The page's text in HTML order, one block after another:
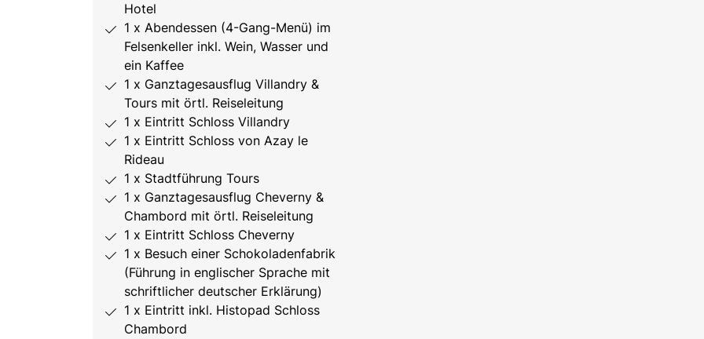
Hotel
1 x Abendessen (4-Gang-Menü) im
Felsenkeller inkl. Wein, Wasser und
ein Kaffee
1 x Ganztagesausflug Villandry &
Tours mit örtl. Reiseleitung
1 x Eintritt Schloss Villandry
1 x Eintritt Schloss von Azay le
Rideau
1 x Stadtführung Tours
1 x Ganztagesausflug Cheverny &
Chambord mit örtl. Reiseleitung
1 x Eintritt Schloss Cheverny
1 x Besuch einer Schokoladenfabrik
(Führung in englischer Sprache mit
schriftlicher deutscher Erklärung)
1 x Eintritt inkl. Histopad Schloss
Chambord